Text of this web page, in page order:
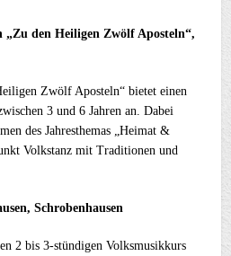
den Heiligen Zwölf Aposteln“,
Zwölf Aposteln“ bietet einen
3 und 6 Jahren an. Dabei
des Jahresthemas „Heimat &
Volkstanz mit Traditionen und
Schrobenhausen
2 bis 3-stündigen Volksmusikkurs